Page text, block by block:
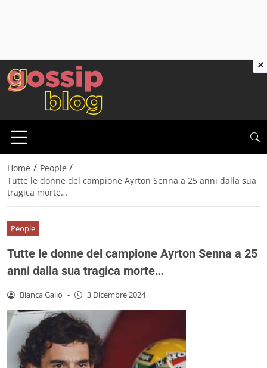
Home / People /
Tutte le donne del campione Ayrton Senna a 25 anni dalla sua
tragica morte…
People
Tutte le donne del campione Ayrton Senna a 25
anni dalla sua tragica morte…
Bianca Gallo - 3 Dicembre 2024
×